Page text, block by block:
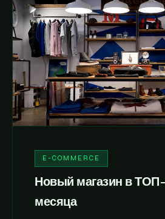
E-COMMERCE
Новый магазин в
месяца